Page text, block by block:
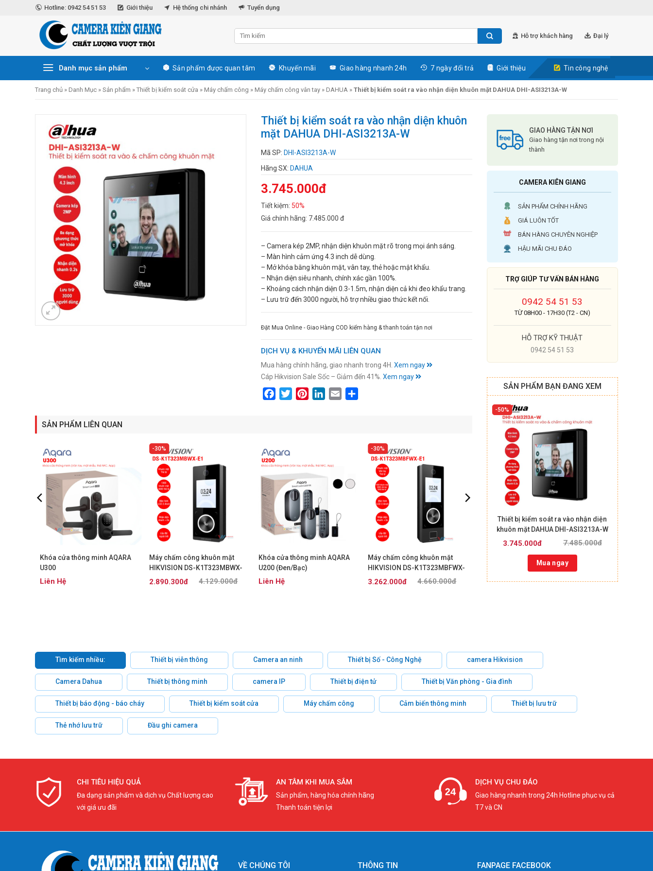
Hotline: 0942 54 51 53 Giới thiệu Hệ thống chi nhánh Tuyển dụng
Hỗ trợ khách hàng Đại lý
Danh mục sản phẩm Sản phẩm được quan tâm Khuyến mãi Giao hàng nhanh 24h 7 ngày đổi trả Giới thiệu Tin công nghệ
Trang chủ » Danh Mục » Sản phẩm » Thiết bị kiểm soát cửa » Máy chấm công » Máy chấm công vân tay » DAHUA » Thiết bị kiểm soát ra vào nhận diện khuôn mặt DAHUA DHI-ASI3213A-W
GIAO HÀNG TẬN NƠI
Giao hàng tận nơi trong nội
thành
CAMERA KIÊN GIANG
SẢN PHẨM CHÍNH HÃNG
GIÁ LUÔN TỐT
BÁN HÀNG CHUYÊN NGHIỆP
HẬU MÃI CHU ĐÁO
TRỢ GIÚP TƯ VẤN BÁN HÀNG
0942 54 51 53
TỪ 08H00 - 17H30 (T2 - CN)
HỖ TRỢ KỸ THUẬT
0942 54 51 53
SẢN PHẨM BẠN ĐANG XEM
50%
Thiết bị kiểm soát ra vào nhận diện
khuôn mặt DAHUA DHI-ASI3213A-W
7.485.000đ
3.745.000đ
Mua ngay
Thiết bị kiểm soát ra vào nhận diện khuôn
mặt DAHUA DHI-ASI3213A-W
Mã SP: DHI-ASI3213A-W
Hãng SX: DAHUA
3.745.000đ
Tiết kiệm: 50%
Giá chính hãng: 7.485.000 đ
– Camera kép 2MP, nhận diện khuôn mặt rõ trong mọi ánh sáng.
– Màn hình cảm ứng 4.3 inch dễ dùng.
– Mở khóa bằng khuôn mặt, vân tay, thẻ hoặc mật khẩu.
– Nhận diện siêu nhanh, chính xác gần 100%.
– Khoảng cách nhận diện 0.3-1.5m, nhận diện cả khi đeo khẩu trang.
– Lưu trữ đến 3000 người, hỗ trợ nhiều giao thức kết nối.
Đặt Mua Online - Giao Hàng COD kiểm hàng & thanh toán tận nơi
DỊCH VỤ & KHUYẾN MÃI LIÊN QUAN
Mua hàng chính hãng, giao nhanh trong 4H. Xem ngay
Cáp Hikvision Sale Sốc – Giảm đến 41%. Xem ngay
FacebookTwitterPinterestLinkedIn
Email
SẢN PHẨM LIÊN QUAN
Khóa cửa thông minh AQARA
U300
Liên Hệ
30%
Máy chấm công khuôn mặt
HIKVISION DS-K1T323MBWX-
E1
4.129.000đ
2.890.300đ
Khóa cửa thông minh AQARA
U200 (Đen/Bạc)
Liên Hệ
30%
Máy chấm công khuôn mặt
HIKVISION DS-K1T323MBFWX-
E1
4.660.000đ
3.262.000đ
Tìm kiếm nhiều: Thiết bị viễn thông Camera an ninh Thiết bị Số - Công Nghệ camera Hikvision
Camera Dahua Thiết bị thông minh camera IP Thiết bị điện tử Thiết bị Văn phòng - Gia đình
Thiết bị báo động - báo cháy Thiết bị kiểm soát cửa Máy chấm công Cảm biến thông minh Thiết bị lưu trữ
Thẻ nhớ lưu trữ Đầu ghi camera
CHI TIÊU HIỆU QUẢ
Đa dạng sản phẩm và dịch vụ Chất lượng cao
với giá ưu đãi
AN TÂM KHI MUA SẮM
Sản phẩm, hàng hóa chính hãng
Thanh toán tiện lợi
DỊCH VỤ CHU ĐÁO
Giao hàng nhanh trong 24h Hotline phục vụ cả
T7 và CN
VỀ CHÚNG TÔI THÔNG TIN FANPAGE FACEBOOK